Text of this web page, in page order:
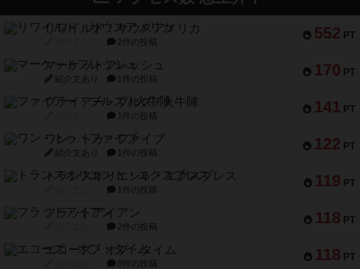
552 PT
リワイルド：サウスアメリカ
2件の投稿
170 PT
マーケットフレッシュ
紹介文あり 1件の投稿
141 PT
ファイアー・ブルズ / 火牛陣
1件の投稿
122 PT
ワン・トゥ・ファイブ
紹介文あり 1件の投稿
119 PT
トランスオリエント・エクスプレス
1件の投稿
118 PT
フラットアイアン
2件の投稿
118 PT
エコーズ・オブ・タイム
8件の投稿